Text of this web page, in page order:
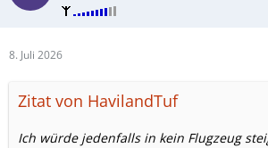
8. Juli 2026
Zitat von HavilandTuf
Ich würde jedenfalls in kein Flugzeug